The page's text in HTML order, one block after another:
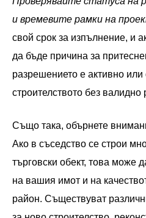
и времевите рамки на
свой срок за изпълнение, и
да бъде причина за
разрешението е активно или
строителството без
Също така, обърнете
Ако в съседство се строи
търговски обект, това може
на вашия имот и на
район. Съществуват